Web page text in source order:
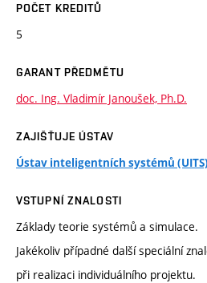
POČET KREDITŮ
5
GARANT PŘEDMĚTU
doc. Ing. Vladimír Janoušek, Ph.D.
ZAJIŠŤUJE ÚSTAV
Ústav inteligentních systémů (UITS)
VSTUPNÍ ZNALOSTI
Základy teorie systémů a simulace.
Jakékoliv případné další speciální
při realizaci individuálního projektu.